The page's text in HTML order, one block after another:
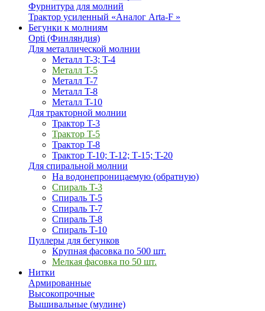
Фурнитура для молний
Трактор усиленный «Аналог Arta-F »
Бегунки к молниям
Opti (Финляндия)
Для металлической молнии
Металл T-3; T-4
Металл T-5
Металл T-7
Металл T-8
Металл T-10
Для тракторной молнии
Трактор T-3
Трактор T-5
Трактор T-8
Трактор T-10; T-12; Т-15; T-20
Для спиральной молнии
На водонепроницаемую (обратную)
Спираль T-3
Спираль T-5
Спираль T-7
Спираль T-8
Спираль T-10
Пуллеры для бегунков
Крупная фасовка по 500 шт.
Мелкая фасовка по 50 шт.
Нитки
Армированные
Высокопрочные
Вышивальные (мулине)